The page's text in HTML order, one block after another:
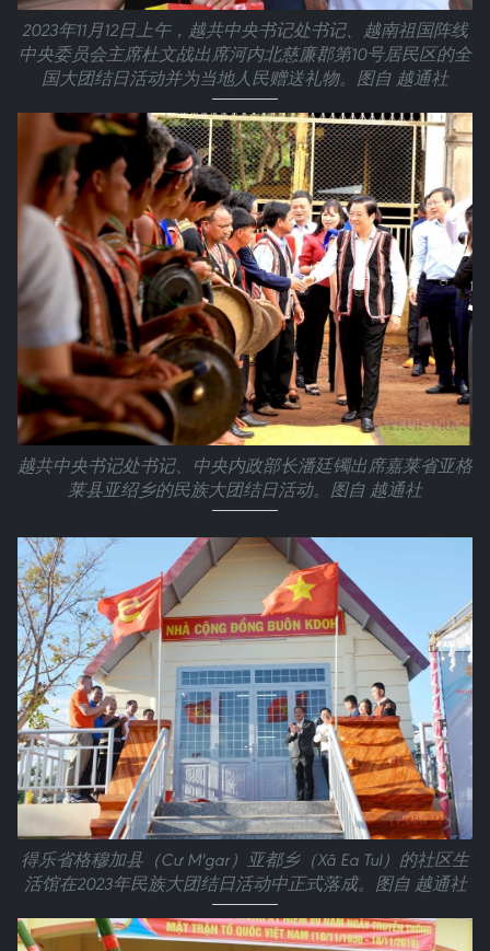
2023年11月12日上午，越共中央书记处书记、越南祖国阵线
中央委员会主席杜文战出席河内北慈廉郡第10号居民区的全
国大团结日活动并为当地人民赠送礼物。图自 越通社
越共中央书记处书记、中央内政部长潘廷镯出席嘉莱省亚格
莱县亚绍乡的民族大团结日活动。图自 越通社
得乐省格穆加县（Cư M'gar）亚都乡（Xã Ea Tul）的社区生
活馆在2023年民族大团结日活动中正式落成。图自 越通社